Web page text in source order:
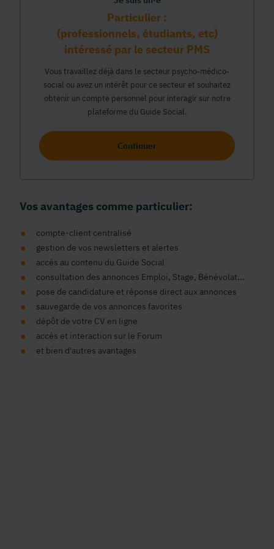
Particulier :
(professionnels, étudiants, etc)
intéressé par le secteur PMS
Vous travaillez déjà dans le secteur psycho-médico-
social ou avez un intérêt pour ce secteur et souhaitez
obtenir un compte personnel pour interagir sur notre
plateforme du Guide Social.
Continuer
Vos avantages comme particulier:
compte-client centralisé
gestion de vos newsletters et alertes
accés au contenu du Guide Social
consultation des annonces Emploi, Stage, Bénévolat...
pose de candidature et réponse direct aux annonces
sauvegarde de vos annonces favorites
dépôt de votre CV en ligne
accès et interaction sur le Forum
et bien d'autres avantages